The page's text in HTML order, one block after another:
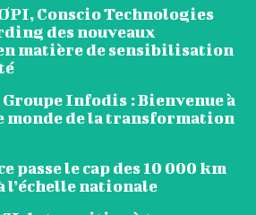
Conscio Technologies
des nouveaux
matière de sensibilisation
Infodis : Bienvenue à
monde de la transformation
passe le cap des 10 000 km
l’échelle nationale